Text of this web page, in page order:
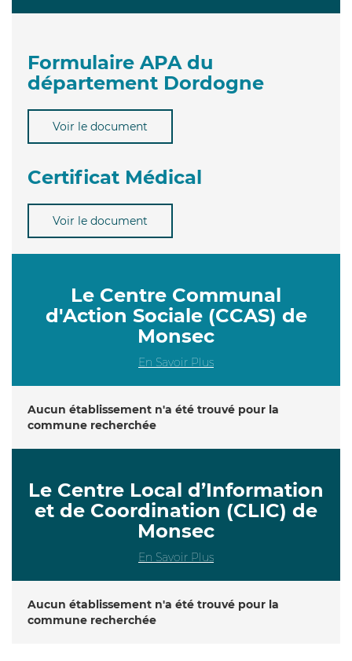
Formulaire APA du
département Dordogne
Voir le document
Certificat Médical
Voir le document
Le Centre Communal
d'Action Sociale (CCAS) de
Monsec
En Savoir Plus
Aucun établissement n'a été trouvé pour la
commune recherchée
Le Centre Local d’Information
et de Coordination (CLIC) de
Monsec
En Savoir Plus
Aucun établissement n'a été trouvé pour la
commune recherchée